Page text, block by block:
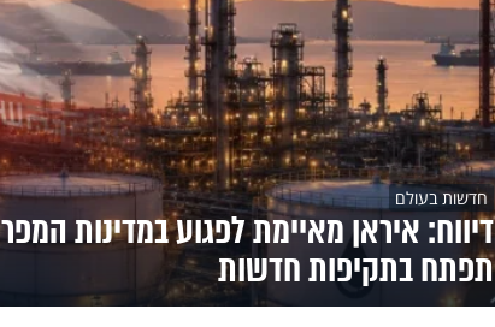
חדשות בעולם
דיווח: איראן מאיימת לפגוע במדינות
תפתח בתקיפות חדשות